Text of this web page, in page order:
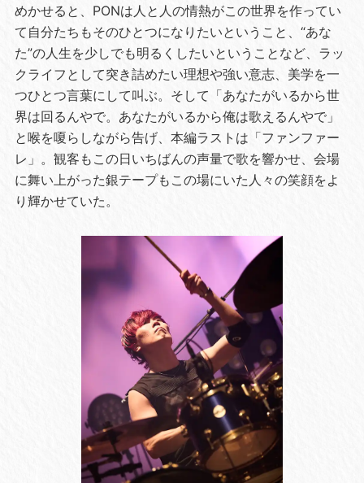
めかせると、PONは人と人の情熱がこの世界を作ってい
て自分たちもそのひとつになりたいということ、“あな
た”の人生を少しでも明るくしたいということなど、ラッ
クライフとして突き詰めたい理想や強い意志、美学を一
つひとつ言葉にして叫ぶ。そして「あなたがいるから世
界は回るんやで。あなたがいるから俺は歌えるんやで」
と喉を嗄らしながら告げ、本編ラストは「ファンファー
レ」。観客もこの日いちばんの声量で歌を響かせ、会場
に舞い上がった銀テープもこの場にいた人々の笑顔をよ
り輝かせていた。